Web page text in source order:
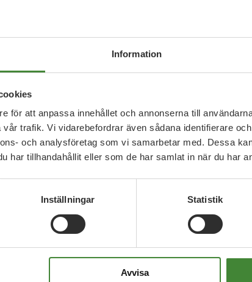
Information
för att anpassa innehållet och annonserna till
trafik. Vi vidarebefordrar även sådana identifierare
och analysföretag som vi samarbetar med. Dessa
har tillhandahållit eller som de har samlat in när du har
Inställningar Statistik
Avvisa
och rättvisa. Föreningslivet är ofta de som
håller med lokaler och idéellt arbetande
medel får vi mycket arrangemang för
frågor